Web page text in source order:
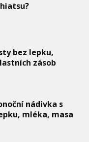
bez lepku,
zásob
nádivka s
mléka, masa